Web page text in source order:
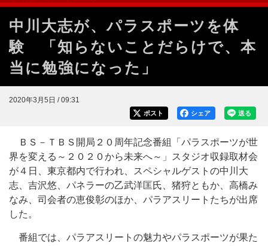
中川大志が、パラスポーツを体
験 「知らないことだらけで、本
当に勉強になった」
2020年3月5日 / 09:31
送る
シェア
ポスト
ＢＳ－ＴＢＳ開局２０周年記念番組「パラスポーツが世
界を変える～２０２０から未来へ～」スタジオ収録取材会
が４日、東京都内で行われ、スペシャルゲストの中川大
志、吉沢悠、パネラーの乙武洋匡氏、猪狩ともか、高橋み
なみ、司会者の恵俊彰のほか、パラアスリートたちが出席
した。
番組では、パラアスリートの魅力やパラスポーツが果た